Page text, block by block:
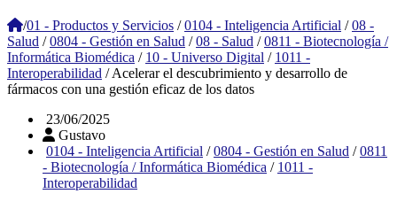
/01 - Productos y Servicios / 0104 - Inteligencia Artificial / 08 -
Salud / 0804 - Gestión en Salud / 08 - Salud / 0811 - Biotecnología /
Informática Biomédica / 10 - Universo Digital / 1011 -
Interoperabilidad /Acelerar el descubrimiento y desarrollo de
fármacos con una gestión eficaz de los datos
23/06/2025
Gustavo
0104 - Inteligencia Artificial /0804 - Gestión en Salud /0811
- Biotecnología / Informática Biomédica / 1011 -
Interoperabilidad